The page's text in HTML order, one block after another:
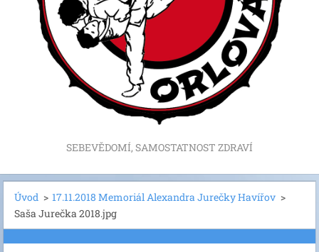
SEBEVĚDOMÍ, SAMOSTATNOST ZDRAVÍ
Úvod > 17.11.2018 Memoriál Alexandra Jurečky Havířov >
Saša Jurečka 2018.jpg